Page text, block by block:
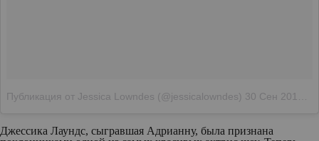
Публикация от Jessica Lowndes (@jessicalowndes) 30 Сен 2018 в 7:58 PDT
Джессика Лаундс, сыгравшая Адрианну, была признана